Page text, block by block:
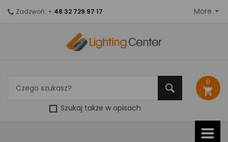
Szukaj także w opisach
0
shopping_cart
Zadzwoń: + 48 32 729 97 17 More